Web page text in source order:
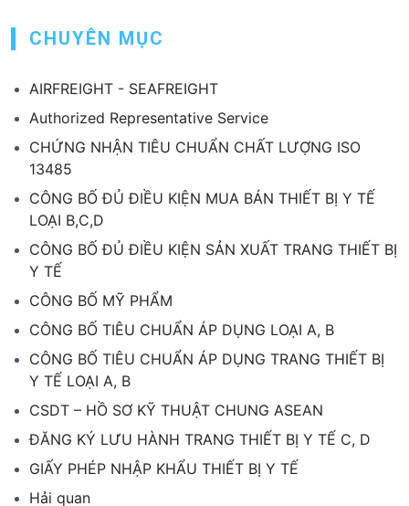
CHUYÊN MỤC
AIRFREIGHT - SEAFREIGHT
Authorized Representative Service
CHỨNG NHẬN TIÊU CHUẨN CHẤT LƯỢNG ISO
13485
CÔNG BỐ ĐỦ ĐIỀU KIỆN MUA BÁN THIẾT BỊ Y TẾ
LOẠI B,C,D
CÔNG BỐ ĐỦ ĐIỀU KIỆN SẢN XUẤT TRANG THIẾT BỊ
Y TẾ
CÔNG BỐ MỸ PHẨM
CÔNG BỐ TIÊU CHUẨN ÁP DỤNG LOẠI A, B
CÔNG BỐ TIÊU CHUẨN ÁP DỤNG TRANG THIẾT BỊ
Y TẾ LOẠI A, B
CSDT – HỒ SƠ KỸ THUẬT CHUNG ASEAN
ĐĂNG KÝ LƯU HÀNH TRANG THIẾT BỊ Y TẾ C, D
GIẤY PHÉP NHẬP KHẨU THIẾT BỊ Y TẾ
Hải quan